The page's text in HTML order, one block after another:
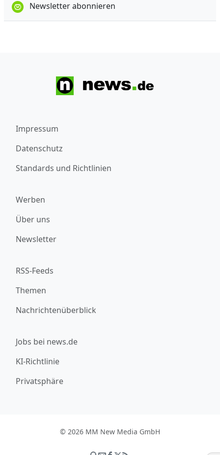
Newsletter abonnieren
Impressum
Datenschutz
Standards und Richtlinien
Werben
Über uns
Newsletter
RSS-Feeds
Themen
Nachrichtenüberblick
Jobs bei news.de
KI-Richtlinie
Privatsphäre
© 2026 MM New Media GmbH